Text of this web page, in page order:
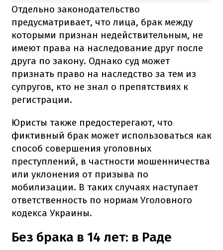
Отдельно законодательство
предусматривает, что лица, брак между
которыми признан недействительным, не
имеют права на наследование друг после
друга по закону. Однако суд может
признать право на наследство за тем из
супругов, кто не знал о препятствиях к
регистрации.
Юристы также предостерегают, что
фиктивный брак может использоваться как
способ совершения уголовных
преступлений, в частности мошенничества
или уклонения от призыва по
мобилизации. В таких случаях наступает
ответственность по нормам Уголовного
кодекса Украины.
Без брака в 14 лет: в Раде